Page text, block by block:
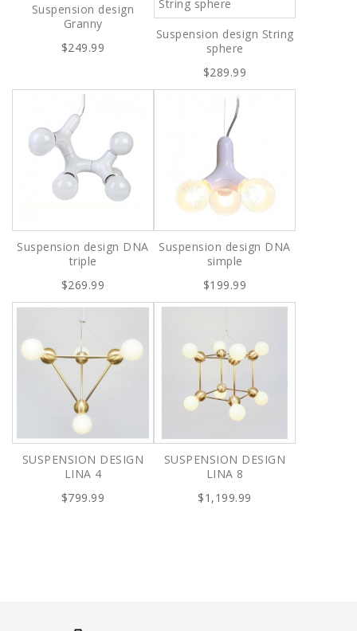
Suspension design
Granny
$249.99
Suspension design String
sphere
$289.99
Suspension design DNA
triple
$269.99
Suspension design DNA
simple
$199.99
SUSPENSION DESIGN
LINA 4
$799.99
SUSPENSION DESIGN
LINA 8
$1,199.99